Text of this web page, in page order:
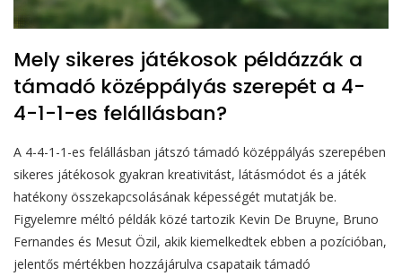
Mely sikeres játékosok példázzák a
támadó középpályás szerepét a 4-
4-1-1-es felállásban?
A 4-4-1-1-es felállásban játszó támadó középpályás szerepében
sikeres játékosok gyakran kreativitást, látásmódot és a játék
hatékony összekapcsolásának képességét mutatják be.
Figyelemre méltó példák közé tartozik Kevin De Bruyne, Bruno
Fernandes és Mesut Özil, akik kiemelkedtek ebben a pozícióban,
jelentős mértékben hozzájárulva csapataik támadó